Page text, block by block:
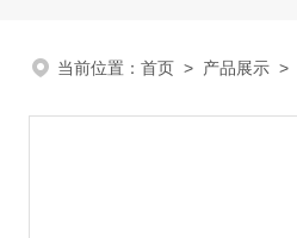
当前位置： 首页 > 产品展示 >